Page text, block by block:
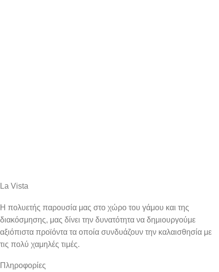
La Vista
Η πολυετής παρουσία μας στο χώρο του γάμου και της
διακόσμησης, μας δίνει την δυνατότητα να δημιουργούμε
αξιόπιστα προϊόντα τα οποία συνδυάζουν την καλαισθησία με
τις πολύ χαμηλές τιμές.
Πληροφορίες